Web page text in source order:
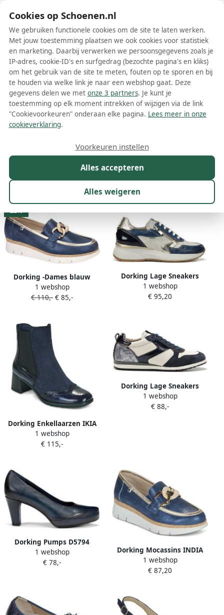
Schoenen.nl
Wis filters Alle filters
Blauwe Dorking damesschoenen
Meer lezen
Kleur 1
14 resultaten:
22%
Dorking -Dames blauw
donker ballerina's &
mocassins
1 webshop
€ 110,- € 85,-
Dorking Lage Sneakers
d9673
1 webshop
€ 95,20
Dorking Enkellaarzen IKIA
1 webshop
€ 115,-
Dorking Lage Sneakers
d9718
1 webshop
€ 88,-
Dorking Pumps D5794
1 webshop
€ 78,-
Dorking Mocassins INDIA
1 webshop
€ 87,20
Cookies op Schoenen.nl
We gebruiken functionele cookies om de site te laten werken.
Met jouw toestemming plaatsen we ook cookies voor statistiek
en marketing. Daarbij verwerken we persoonsgegevens zoals je
IP-adres, cookie-ID's en surfgedrag (bezochte pagina's en kliks)
om het gebruik van de site te meten, fouten op te sporen en bij
te houden via welke link je naar een webshop gaat. Deze
gegevens delen we met onze 3 partners. Je kunt je
toestemming op elk moment intrekken of wijzigen via de link
"Cookievoorkeuren" onderaan elke pagina. Lees meer in onze
cookieverklaring.
Alles accepteren
Alles weigeren
Voorkeuren instellen